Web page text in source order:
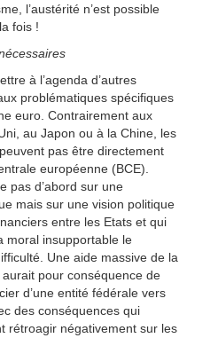
l’austérité n’est possible
fois !
à l’agenda d’autres
problématiques spécifiques
euro. Contrairement aux
au Japon ou à la Chine, les
pas être directement
européenne (BCE).
pas d’abord sur une
mais sur une vision politique
entre les Etats et qui
moral insupportable le
Une aide massive de la
pour conséquence de
d’une entité fédérale vers
des conséquences qui
rétroagir négativement sur les